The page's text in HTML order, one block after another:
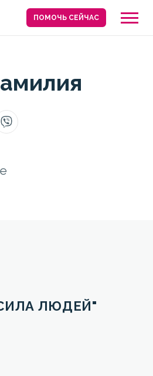
ПОМОЧЬ СЕЙЧАС
ЛЮДЕЙ"